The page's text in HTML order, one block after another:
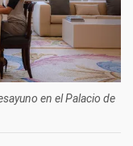
en el Palacio de